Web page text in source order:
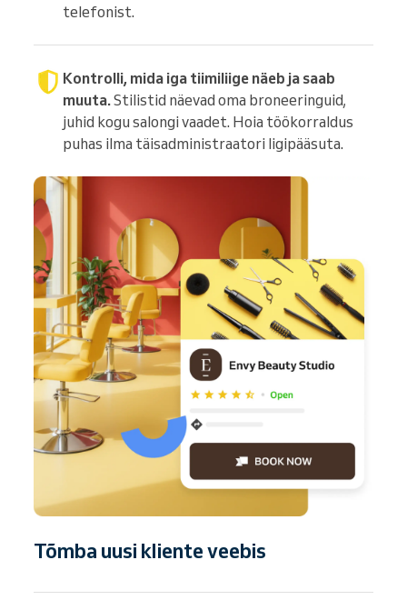
telefonist.
Kontrolli, mida iga tiimiliige näeb ja saab
muuta.Stilistid näevad oma broneeringuid,
juhid kogu salongi vaadet. Hoia töökorraldus
puhas ilma täisadministraatori ligipääsuta.
Tõmba uusi kliente veebis